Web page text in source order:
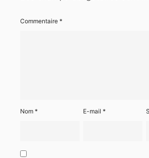
Commentaire *
Nom * E-mail*